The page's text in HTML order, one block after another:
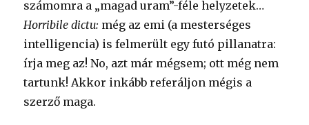
számomra a „magad uram”-féle helyzetek…
Horribile dictu: még az emi (a mesterséges
intelligencia) is felmerült egy futó pillanatra:
írja meg az! No, azt már mégsem; ott még nem
tartunk! Akkor inkább referáljon mégis a
szerző maga.